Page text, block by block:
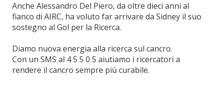
Anche Alessandro Del Piero, da oltre dieci anni al
fianco di AIRC, ha voluto far arrivare da Sidney il suo
sostegno al Gol per la Ricerca.
Diamo nuova energia alla ricerca sul cancro.
Con un SMS al 4 5 5 0 5 aiutiamo i ricercatori a
rendere il cancro sempre più curabile.